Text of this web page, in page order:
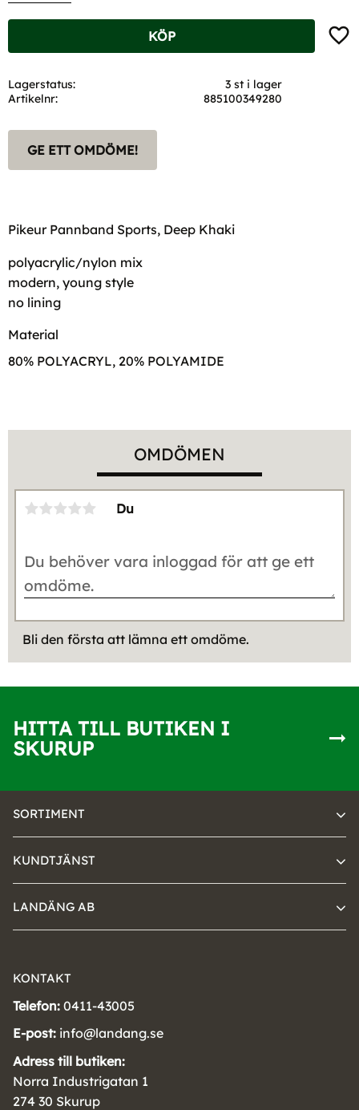
KÖP
Lagerstatus
3 st i lager
Artikelnr
885100349280
GE ETT OMDÖME!
Pikeur Pannband Sports, Deep Khaki
polyacrylic/nylon mix
modern, young style
no lining
Material
80% POLYACRYL, 20% POLYAMIDE
OMDÖMEN
Du
Bli den första att lämna ett omdöme.
HITTA TILL BUTIKEN I
SKURUP
SORTIMENT
KUNDTJÄNST
LANDÄNG AB
KONTAKT
Telefon: 0411-43005
E-post: info@landang.se
Adress till butiken:
Norra Industrigatan 1
274 30 Skurup